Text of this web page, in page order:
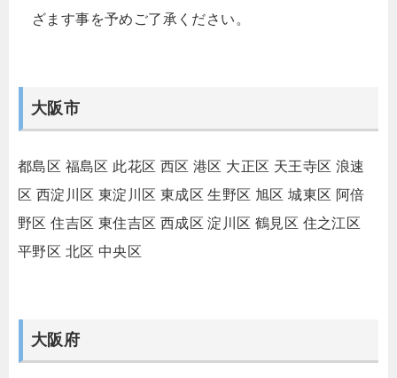
ざます事を予めご了承ください。
大阪市
都島区 福島区 此花区 西区 港区 大正区 天王寺区 浪速
区 西淀川区 東淀川区 東成区 生野区 旭区 城東区 阿倍
野区 住吉区 東住吉区 西成区 淀川区 鶴見区 住之江区
平野区 北区 中央区
大阪府